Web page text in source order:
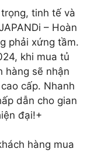
tinh tế và
– Hoàn
phải xứng tầm.
khi mua tủ
hàng sẽ nhận
cao cấp. Nhanh
dẫn cho gian
đại!+
hàng mua